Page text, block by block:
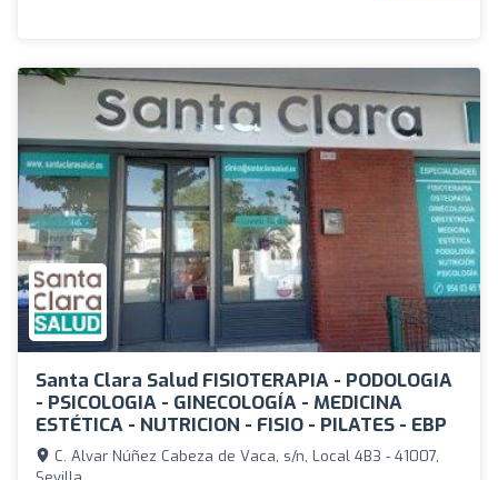
Santa Clara Salud FISIOTERAPIA - PODOLOGIA
- PSICOLOGIA - GINECOLOGÍA - MEDICINA
ESTÉTICA - NUTRICION - FISIO - PILATES - EBP
C. Alvar Núñez Cabeza de Vaca, s/n, Local 4B3 - 41007,